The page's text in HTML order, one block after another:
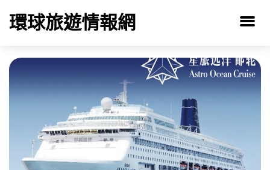
環球旅遊情報網